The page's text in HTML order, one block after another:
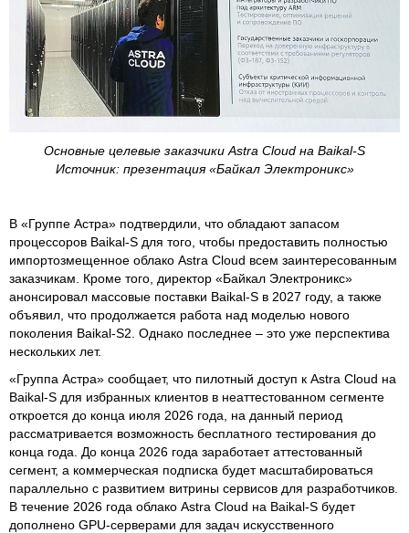
Основные целевые заказчики Astra Cloud на Baikal-S
Источник: презентация «Байкал Электроникс»
В «Группе Астра» подтвердили, что обладают запасом
процессоров Baikal-S для того, чтобы предоставить полностью
импортозмещенное облако Astra Cloud всем заинтересованным
заказчикам. Кроме того, директор «Байкал Электроникс»
анонсировал массовые поставки Baikal-S в 2027 году, а также
объявил, что продолжается работа над моделью нового
поколения Baikal-S2. Однако последнее – это уже перспектива
нескольких лет.
«Группа Астра» сообщает, что пилотный доступ к Astra Cloud на
Baikal-S для избранных клиентов в неаттестованном сегменте
откроется до конца июля 2026 года, на данный период
рассматривается возможность бесплатного тестирования до
конца года. До конца 2026 года заработает аттестованный
сегмент, а коммерческая подписка будет масштабироваться
параллельно с развитием витрины сервисов для разработчиков.
В течение 2026 года облако Astra Cloud на Baikal-S будет
дополнено GPU-серверами для задач искусственного